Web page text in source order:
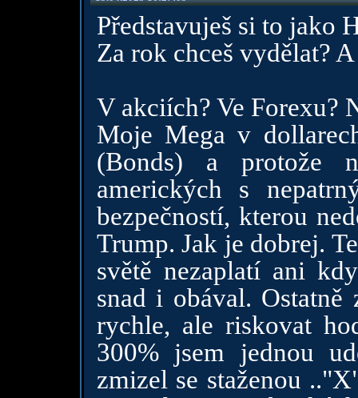
Představuješ si to jako
Za rok chceš vydělat?
V akciích? Ve Forexu?
Moje Mega v
(Bonds) a protože
amerických s
bezpečností, kterou
Trump. Jak je dobrej.
světě nezaplatí ani
snad i obával.
rychle, ale riskovat
300% jsem jednou
zmizel se staženou